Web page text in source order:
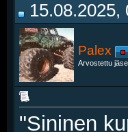
15.08.2025,
Palex
Arvostettu
"Sininen